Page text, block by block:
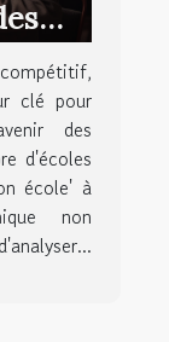
:
clé pour
des
d'écoles
école' à
non